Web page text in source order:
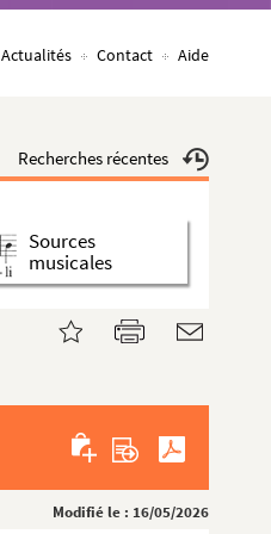
Actualités Contact Aide
Recherches récentes
Sources
musicales
Modifié le : 16/05/2026